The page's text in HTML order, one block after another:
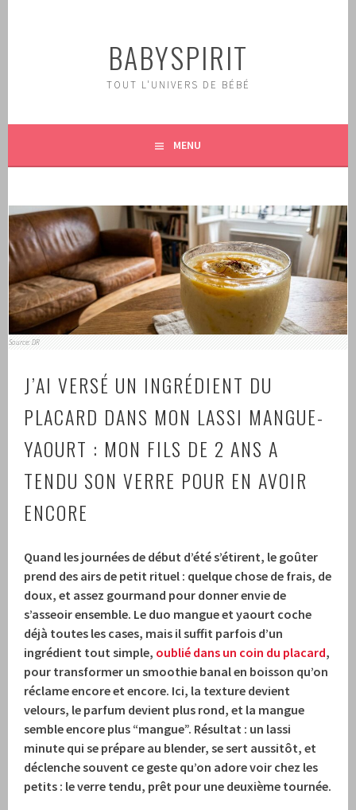
BABYSPIRIT
TOUT L'UNIVERS DE BÉBÉ
MENU
Source: DR
J’AI VERSÉ UN INGRÉDIENT DU
PLACARD DANS MON LASSI MANGUE-
YAOURT : MON FILS DE 2 ANS A
TENDU SON VERRE POUR EN AVOIR
ENCORE
Quand les journées de début d’été s’étirent, le goûter
prend des airs de petit rituel : quelque chose de frais, de
doux, et assez gourmand pour donner envie de
s’asseoir ensemble. Le duo mangue et yaourt coche
déjà toutes les cases, mais il suffit parfois d’un
ingrédient tout simple, oublié dans un coin du placard,
pour transformer un smoothie banal en boisson qu’on
réclame encore et encore. Ici, la texture devient
velours, le parfum devient plus rond, et la mangue
semble encore plus “mangue”. Résultat : un lassi
minute qui se prépare au blender, se sert aussitôt, et
déclenche souvent ce geste qu’on adore voir chez les
petits : le verre tendu, prêt pour une deuxième tournée.